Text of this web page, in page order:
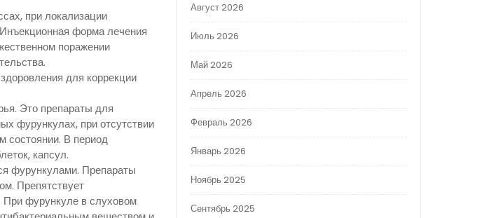
при локализации
форма лечения
поражении
для коррекции
Это препараты для
фурункулах, при отсутствии
состоянии. В период
капсул.
фурункулами. Препараты
Препятствует
При фурункуле в слуховом
Август 2026
Июль 2026
Май 2026
Апрель 2026
Февраль 2026
Январь 2026
Ноябрь 2025
Сентябрь 2025